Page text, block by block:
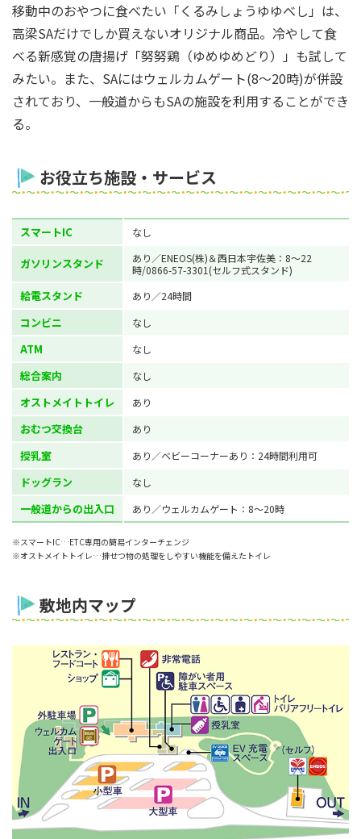
移動中のおやつに食べたい「くるみしょうゆゆべし」は、
高梁SAだけでしか買えないオリジナル商品。冷やして食
べる新感覚の唐揚げ「努努鶏（ゆめゆめどり）」も試して
みたい。また、SAにはウェルカムゲート(8～20時)が併設
されており、一般道からもSAの施設を利用することができ
る。
お役立ち施設・サービス
スマートIC なし
ガソリンスタンド
あり／ENEOS(株)＆西日本宇佐美：8～22
時/0866-57-3301(セルフ式スタンド)
給電スタンド あり／24時間
コンビニ なし
ATM なし
総合案内 なし
オストメイトトイレ あり
おむつ交換台 あり
授乳室 あり／ベビーコーナーあり：24時間利用可
ドッグラン なし
一般道からの出入口 あり／ウェルカムゲート：8～20時
※スマートIC…ETC専用の簡易インターチェンジ
※オストメイトトイレ…排せつ物の処理をしやすい機能を備えたトイレ
敷地内マップ